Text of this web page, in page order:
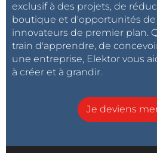
exclusif à des projets, de
boutique et d'opportunités de
innovateurs de premier plan.
train d'apprendre, de
une entreprise, Elektor vous
à créer et à grandir.
Je deviens